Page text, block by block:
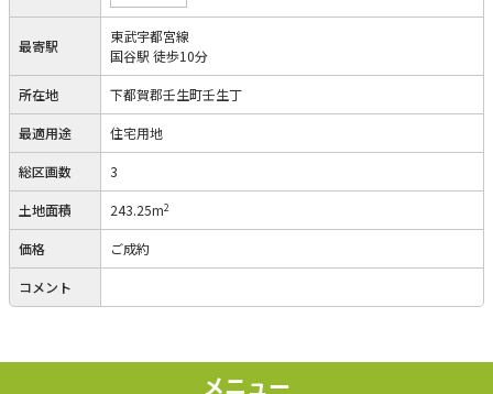
最寄駅
東武宇都宮線
国谷駅 徒歩10分
所在地 下都賀郡壬生町壬生丁
最適用途 住宅用地
総区画数 3
土地面積 243.25m2
価格 ご成約
コメント
メニュー